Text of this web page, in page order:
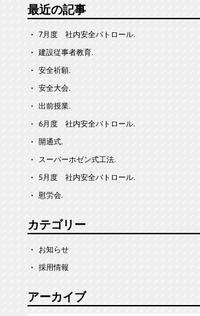
最近の記事
7月度 社内安全パトロール.
建設従事者教育.
安全祈願.
安全大会.
出前授業.
6月度 社内安全パトロール.
開通式.
スーパーホゼン式工法.
5月度 社内安全パトロール.
慰労会.
カテゴリー
お知らせ
採用情報
アーカイブ